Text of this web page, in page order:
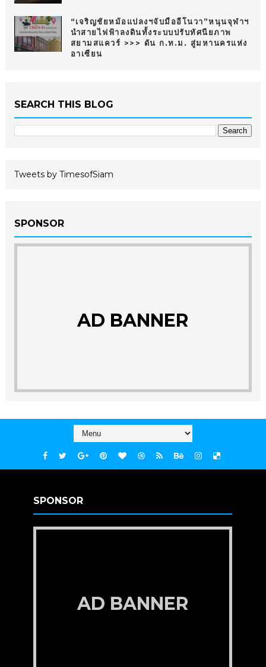
“เจริญชัยหม้อแปลงฯจับมืออีโนวา”หนุนจุฬาฯ
นำสายไฟฟ้าลงดินทั้งระบบปรับทัศนียภาพ
สยามสแควร์ >>> ดัน ก.ท.ม. สู่มหานครแห่ง
อาเซียน
SEARCH THIS BLOG
Tweets by TimesofSiam
SPONSOR
AD BANNER
SPONSOR
AD BANNER